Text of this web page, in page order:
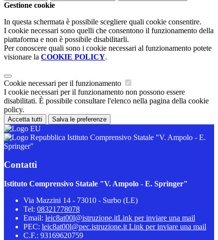
Gestione cookie
In questa schermata è possibile scegliere quali cookie consentire.
I cookie necessari sono quelli che consentono il funzionamento della
piattaforma e non è possibile disabilitarli.
Per conoscere quali sono i cookie necessari al funzionamento potete
visionare la COOKIE POLICY.
Cookie necessari per il funzionamento
I cookie necessari per il funzionamento non possono essere
disabilitati. È possibile consultare l'elenco nella pagina della cookie
policy.
Accetta tutti Salva le preferenze
Istituto Comprensivo Statale "V. Ampolo - E.
Springer"
Contatti
Istituto Comprensivo Statale "V. Ampolo - E. Springer"
Via Mazzini 14 - 73010 - Surbo (LE)
Tel: 08321778078
Email: leic8at00l@istruzione.itLink per inviare una mail
PEC: leic8at00l@pec.istruzione.it Link per inviare una mail
C.F.: 93169620759